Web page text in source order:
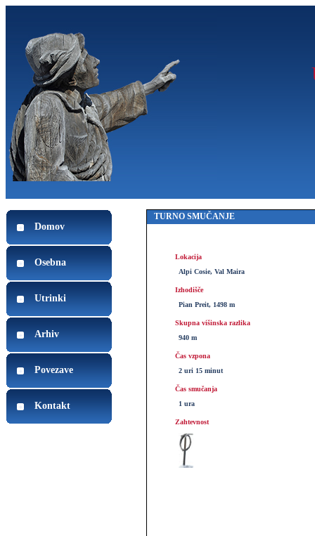
Domov
Osebna
Utrinki
Arhiv
Povezave
Kontakt
TURNO SMUČANJE
Lokacija
Alpi Cosie, Val Maira
Izhodišče
Pian Preit, 1498 m
Skupna višinska razlika
940 m
Čas vzpona
2 uri 15 minut
Čas smučanja
1 ura
Zahtevnost